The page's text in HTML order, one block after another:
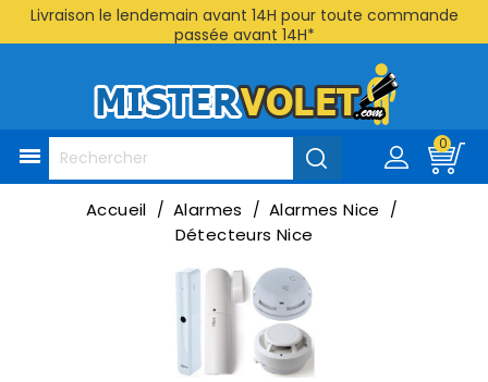
Livraison le lendemain avant 14H pour toute commande
passée avant 14H*

0
Accueil Alarmes
Alarmes Nice
Détecteurs Nice